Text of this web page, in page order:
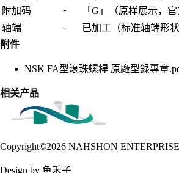
附加码
-
「G」（原样展示，
轴端
-
已加工（标准轴端形状
附件
NSK FA型滾珠螺桿 原廠型錄專章
相关产品
Copyright©2026 NAHSHON
Design by 鱼禾子